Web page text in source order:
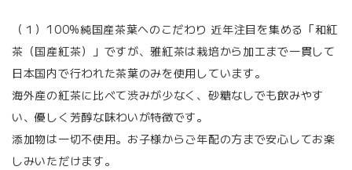
（１）100%純国産茶葉へのこだわり 近年注目を集める「和紅
茶（国産紅茶）」ですが、雅紅茶は栽培から加工まで一貫して
日本国内で行われた茶葉のみを使用しています。
海外産の紅茶に比べて渋みが少なく、砂糖なしでも飲みやす
い、優しく芳醇な味わいが特徴です。
添加物は一切不使用。お子様からご年配の方まで安心してお楽
しみいただけます。